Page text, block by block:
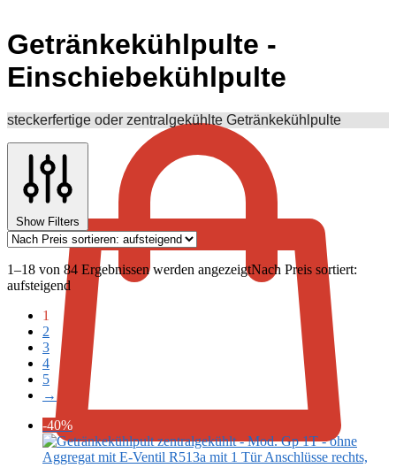
€0,00
Getränkekühlpulte -
Einschiebekühlpulte
steckerfertige oder zentralgekühlte Getränkekühlpulte
Show Filters
1–18 von 84 Ergebnissen werden angezeigtNach Preis sortiert:
aufsteigend
1
2
3
4
5
→
-40%